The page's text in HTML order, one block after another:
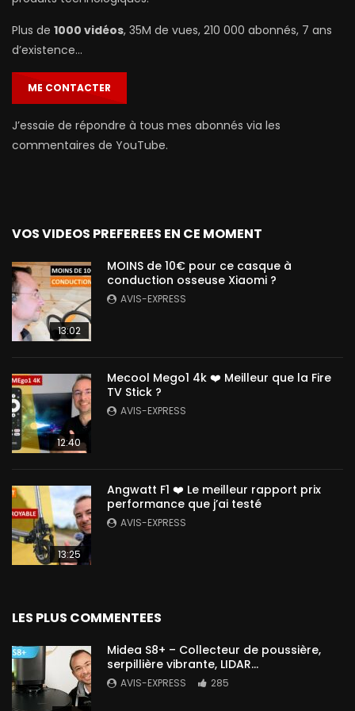
Plus de 1000 vidéos, 35M de vues, 210 000 abonnés, 7 ans
d’existence…
ME CONTACTER
J’essaie de répondre à tous mes abonnés via les
commentaires de YouTube.
VOS VIDEOS PREFEREES EN CE MOMENT
13:02
MOINS de 10€ pour ce casque à
conduction osseuse Xiaomi ?
AVIS-EXPRESS
12:40
Mecool Mego1 4k ❤️ Meilleur que la Fire
TV Stick ?
AVIS-EXPRESS
13:25
Angwatt F1 ❤️ Le meilleur rapport prix
performance que j’ai testé
AVIS-EXPRESS
LES PLUS COMMENTEES
Midea S8+ – Collecteur de poussière,
serpillière vibrante, LIDAR…
AVIS-EXPRESS 285